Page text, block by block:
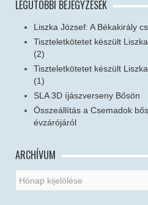
LEGUTÓBBI BEJEGYZÉSEK
Liszka József: A Békakirály
Tiszteletkötetet készült
(2)
Tiszteletkötetet készült
(1)
SLA 3D íjászverseny Bősön
Összeállítás a Csemadok
évzárójáról
ARCHÍVUM